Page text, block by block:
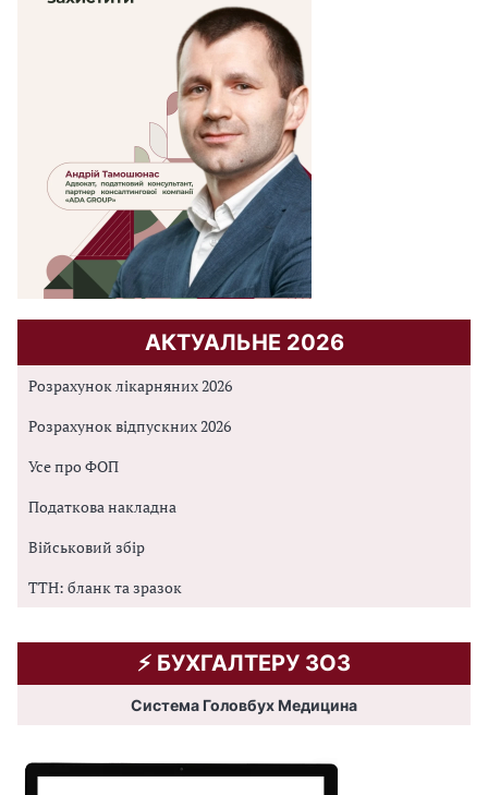
АКТУАЛЬНЕ 2026
Розрахунок лікарняних 2026
Розрахунок відпускних 2026
Усе про ФОП
Податкова накладна
Військовий збір
ТТН: бланк та зразок
⚡️ БУХГАЛТЕРУ ЗОЗ
Система Головбух Медицина